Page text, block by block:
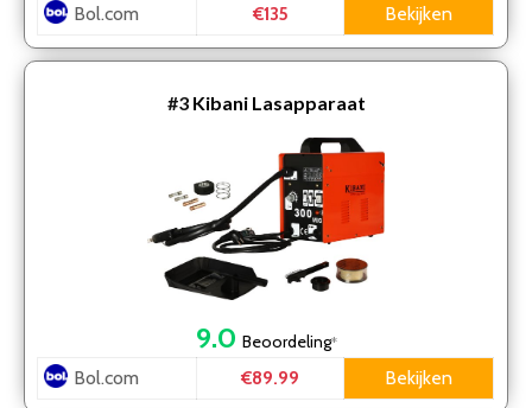
Bol.com €135 Bekijken
#3 Kibani Lasapparaat
9.0 Beoordeling*
Bol.com €89.99 Bekijken